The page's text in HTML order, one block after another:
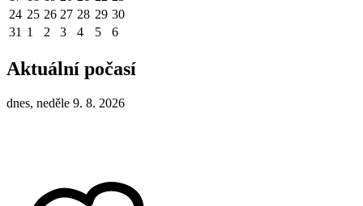
24 25 26 27 28 29 30
31 1 2 3 4 5 6
Aktuální počasí
dnes, neděle 9. 8. 2026